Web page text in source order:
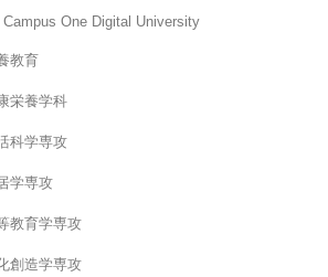
Campus One Digital University
教育
栄養学科
科学専攻
学専攻
教育学専攻
創造学専攻